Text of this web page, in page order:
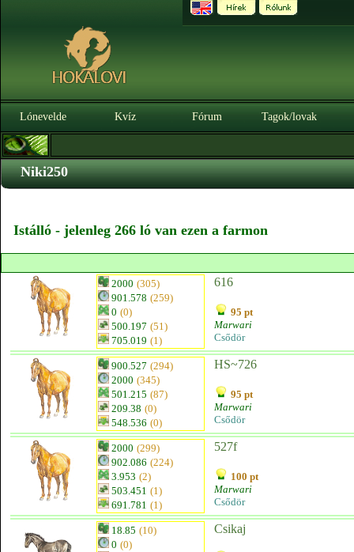
Lónevelde Kvíz Fórum Tagok/lovak
Niki250
Istálló - jelenleg 266 ló van ezen a farmon
2000 (305)
901.578 (259)
0 (0)
500.197 (51)
705.019 (1)
616
95 pt
Marwari
Csődör
900.527 (294)
2000 (345)
501.215 (87)
209.38 (0)
548.536 (0)
HS~726
95 pt
Marwari
Csődör
2000 (299)
902.086 (224)
3.953 (2)
503.451 (1)
691.781 (1)
527f
100 pt
Marwari
Csődör
18.85 (10)
0 (0)
Csikaj